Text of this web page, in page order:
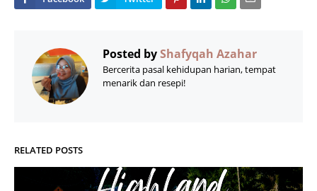
Posted byShafyqah Azahar
Bercerita pasal kehidupan harian, tempat
menarik dan resepi!
RELATED POSTS